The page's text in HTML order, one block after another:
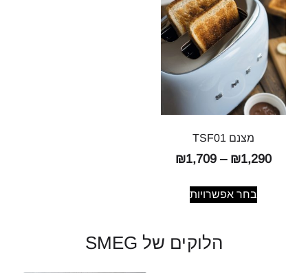
מצנם TSF01
₪1,290
–
₪1,709
בחר אפשרויות
הלוקים של SMEG